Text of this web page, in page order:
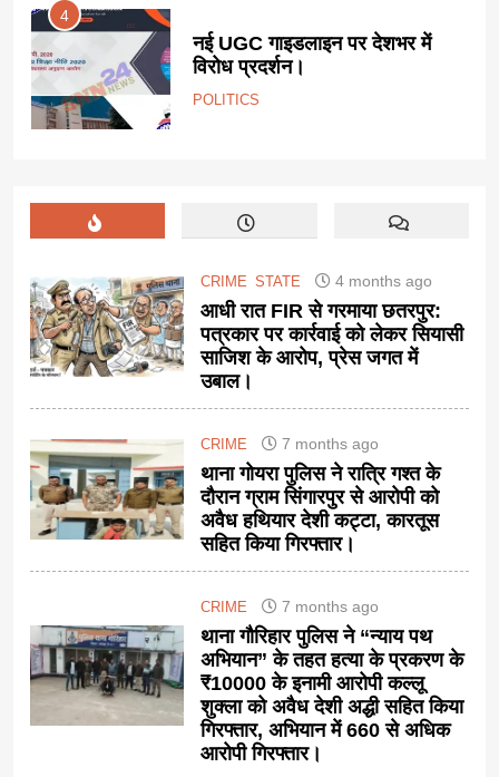
4
नई UGC गाइडलाइन पर देशभर में
विरोध प्रदर्शन।
POLITICS
CRIME STATE 4 months ago
आधी रात FIR से गरमाया छतरपुर:
पत्रकार पर कार्रवाई को लेकर सियासी
साजिश के आरोप, प्रेस जगत में
उबाल।
CRIME 7 months ago
थाना गोयरा पुलिस ने रात्रि गश्त के
दौरान ग्राम सिंगारपुर से आरोपी को
अवैध हथियार देशी कट्टा, कारतूस
सहित किया गिरफ्तार।
CRIME 7 months ago
थाना गौरिहार पुलिस ने “न्याय पथ
अभियान” के तहत हत्या के प्रकरण के
₹10000 के इनामी आरोपी कल्लू
शुक्ला को अवैध देशी अद्धी सहित किया
गिरफ्तार, अभियान में 660 से अधिक
आरोपी गिरफ्तार।